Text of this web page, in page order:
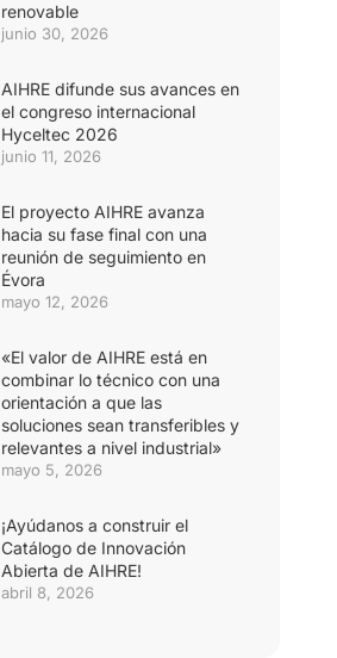
renovable
junio 30, 2026
AIHRE difunde sus avances en
el congreso internacional
Hyceltec 2026
junio 11, 2026
El proyecto AIHRE avanza
hacia su fase final con una
reunión de seguimiento en
Évora
mayo 12, 2026
«El valor de AIHRE está en
combinar lo técnico con una
orientación a que las
soluciones sean transferibles y
relevantes a nivel industrial»
mayo 5, 2026
¡Ayúdanos a construir el
Catálogo de Innovación
Abierta de AIHRE!
abril 8, 2026